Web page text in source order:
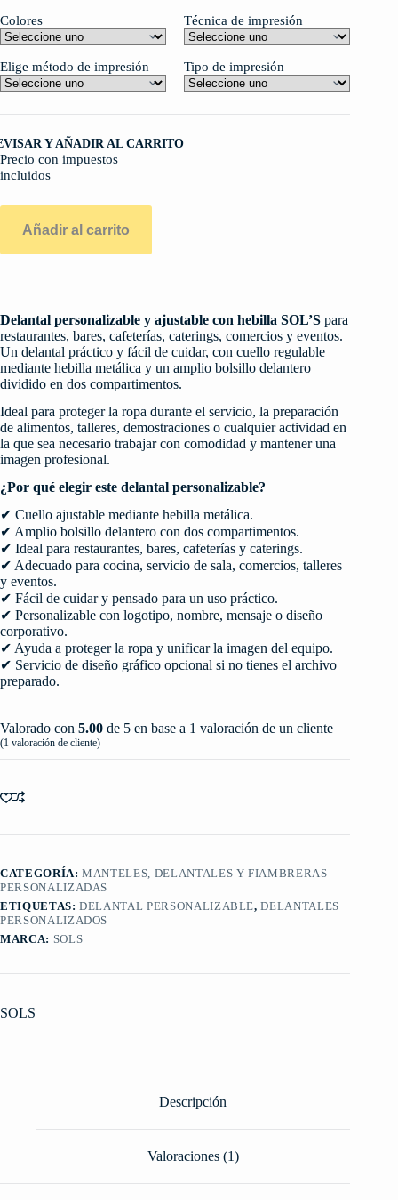
Colores Técnica de impresión
Elige método de impresión Tipo de impresión
Y AÑADIR AL CARRITO
Precio con impuestos
incluidos
Añadir al carrito
Delantal personalizable y ajustable con hebilla SOL’S para
restaurantes, bares, cafeterías, caterings, comercios y eventos.
Un delantal práctico y fácil de cuidar, con cuello regulable
mediante hebilla metálica y un amplio bolsillo delantero
dividido en dos compartimentos.
Ideal para proteger la ropa durante el servicio, la preparación
de alimentos, talleres, demostraciones o cualquier actividad en
la que sea necesario trabajar con comodidad y mantener una
imagen profesional.
¿Por qué elegir este delantal personalizable?
✔ Cuello ajustable mediante hebilla metálica.
✔ Amplio bolsillo delantero con dos compartimentos.
✔ Ideal para restaurantes, bares, cafeterías y caterings.
✔ Adecuado para cocina, servicio de sala, comercios, talleres
y eventos.
✔ Fácil de cuidar y pensado para un uso práctico.
✔ Personalizable con logotipo, nombre, mensaje o diseño
corporativo.
✔ Ayuda a proteger la ropa y unificar la imagen del equipo.
✔ Servicio de diseño gráfico opcional si no tienes el archivo
preparado.
Valorado con 5.00 de 5 en base a 1 valoración de un cliente
(1 valoración de cliente)
CATEGORÍA:MANTELES, DELANTALES Y FIAMBRERAS
PERSONALIZADAS
ETIQUETAS:DELANTAL PERSONALIZABLE,DELANTALES
PERSONALIZADOS
MARCA: SOLS
SOLS
Descripción
Valoraciones (1)